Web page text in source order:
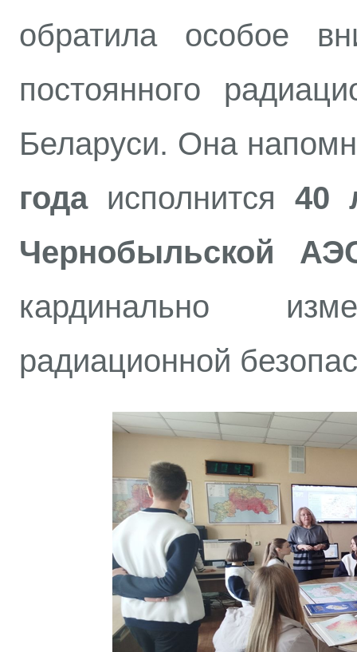
обратила особое
постоянного
Беларуси. Она
годаисполнится40
Чернобыльской
кардинально
радиационной